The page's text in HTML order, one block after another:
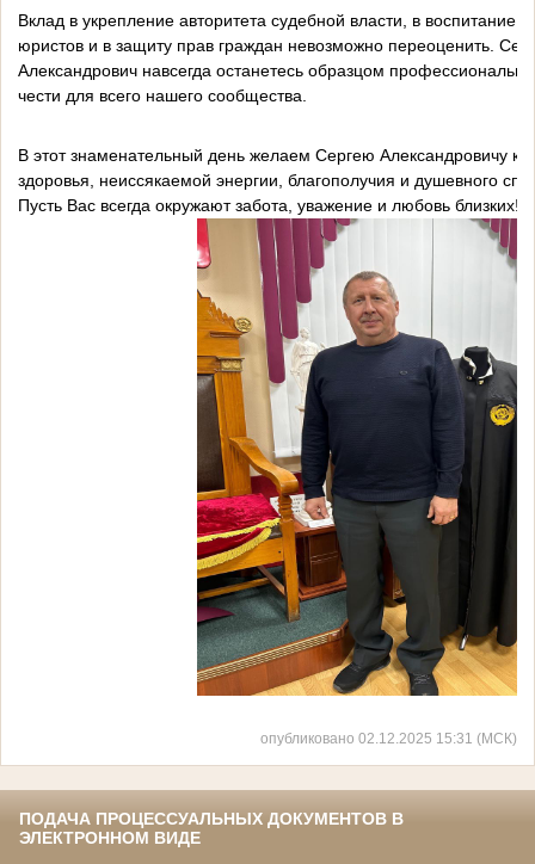
Вклад в укрепление авторитета судебной власти, в воспитание
юристов и в защиту прав граждан невозможно переоценить.
Александрович навсегда останетесь образцом
чести для всего нашего сообщества.
В этот знаменательный день желаем Сергею Александровичу
здоровья, неиссякаемой энергии, благополучия и душевного
Пусть Вас всегда окружают забота, уважение и любовь близких!
опубликовано 02.12.2025 15:31 (МСК)
ПОДАЧА ПРОЦЕССУАЛЬНЫХ ДОКУМЕНТОВ В
ЭЛЕКТРОННОМ ВИДЕ